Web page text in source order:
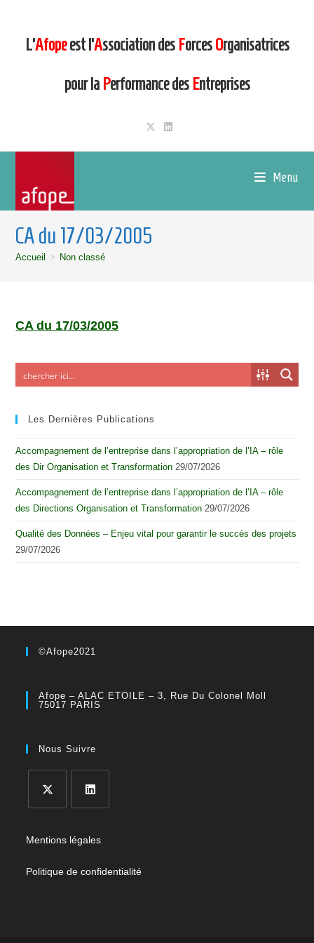
L’Afopeest l’Association des ForcesOrganisatrices
pour la Performance des Entreprises
Menu
CA du 17/03/2005
Accueil > Non classé
CA du 17/03/2005
Les Dernières Publications
Accompagnement de l’entreprise dans l’appropriation de l’IA – rôle
des Dir Organisation et Transformation 29/07/2026
Accompagnement de l’entreprise dans l’appropriation de l’IA – rôle
des Directions Organisation et Transformation 29/07/2026
Qualité des Données – Enjeu vital pour garantir le succès des projets
29/07/2026
©Afope2021
Afope – ALAC ETOILE – 3, Rue Du Colonel Moll
75017 PARIS
Nous Suivre
Mentions légales
Politique de confidentialité